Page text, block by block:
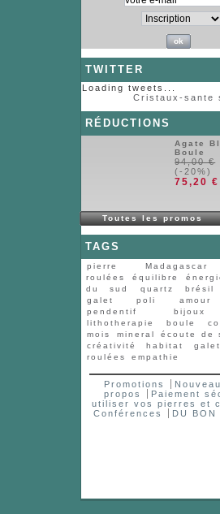
TWITTER
Loading tweets...
Cristaux-sante
RÉDUCTIONS
Agate
Boule
94,00 €
(-20%)
75,20 €
Toutes les promos
TAGS
pierre Madagascar
roulées
équilibre
du sud
quartz brésil
galet
poli amour
pendentif
bijoux
lithotherapie
boule
mois
mineral écoute de
créativité
habitat
roulées
empathie
Promotions
propos
Paiement
utiliser vos pierres et
Conférences
DU